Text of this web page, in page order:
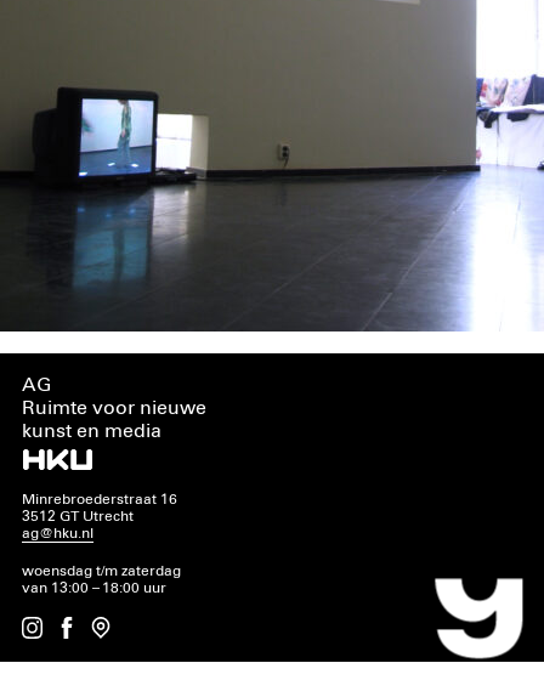
AG
Ruimte voor nieuwe
kunst en media
Minrebroederstraat 16
3512 GT Utrecht
ag@hku.nl
woensdag t/m zaterdag
van 13:00 – 18:00 uur